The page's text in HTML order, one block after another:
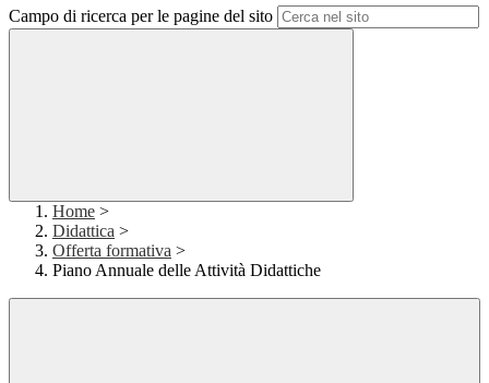
Campo di ricerca per le pagine del sito
Home >
Didattica >
Offerta formativa >
Piano Annuale delle Attività Didattiche